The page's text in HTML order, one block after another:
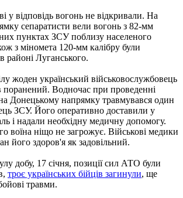
у відповідь вогонь не відкривали. На
сепаратисти вели вогонь з 82-мм
пунктах ЗСУ поблизу населеного
з міномета 120-мм калібру були
в районі Луганського.
жоден український військовослужбовець
поранений. Водночас при проведенні
Донецькому напрямку травмувався один
ЗСУ. Його оперативно доставили у
і надали необхідну медичну допомогу.
воїна ніщо не загрожує. Військові медики
його здоров'я як задовільний.
добу, 17 січня, позиції сил АТО були
троє українських бійців загинули, ще
травми.